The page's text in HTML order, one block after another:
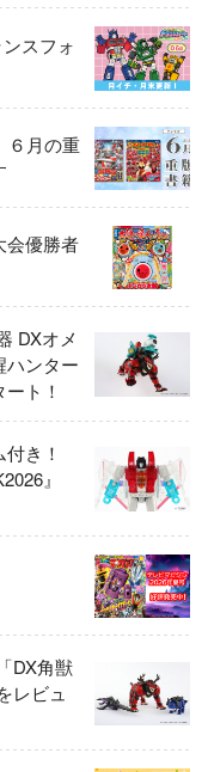
スフォ
６月の重
会優勝者
DXオメ
ンター
ト！
付き！
』
DX角獣
レビュ